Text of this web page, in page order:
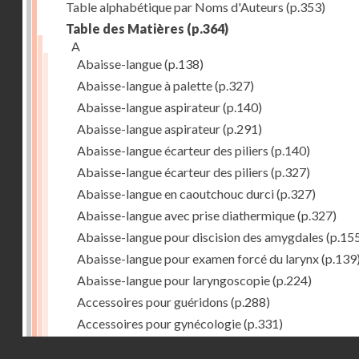
Table alphabétique par Noms d'Auteurs (p.353)
Table des Matières (p.364)
A
Abaisse-langue(p.138)
Abaisse-langue à palette(p.327)
Abaisse-langue aspirateur(p.140)
Abaisse-langue aspirateur(p.291)
Abaisse-langue écarteur des piliers (p.140)
Abaisse-langue écarteur des piliers (p.327)
Abaisse-langue en caoutchouc durci(p.327)
Abaisse-langue avec prise diathermique(p.327)
Abaisse-langue pour discision des amygdales
Abaisse-langue pour examen forcé du larynx
Abaisse-langue pour laryngoscopie(p.224)
Accessoires pour guéridons (p.288)
Accessoires pour gynécologie(p.331)